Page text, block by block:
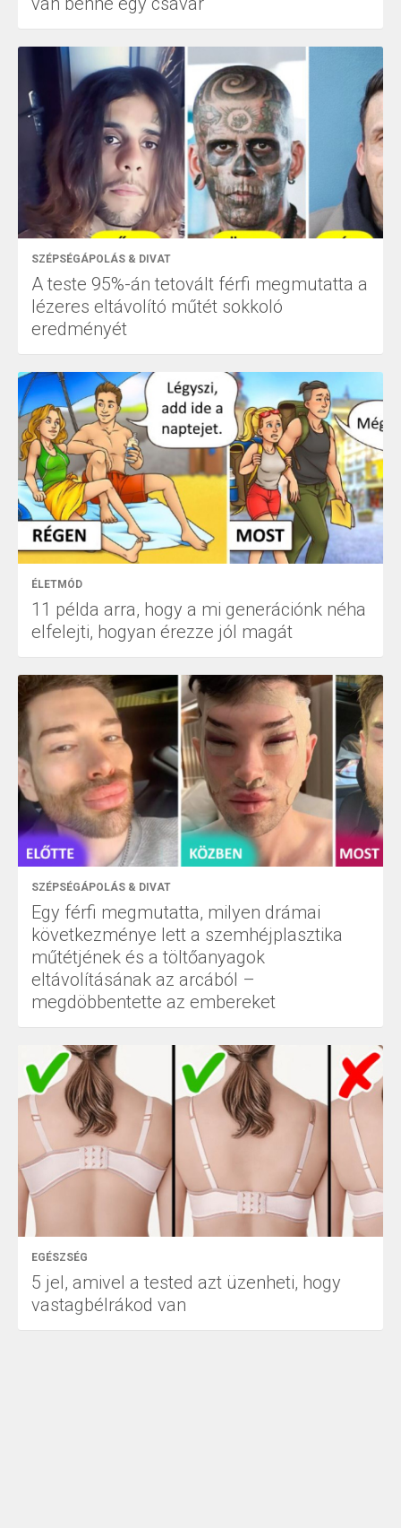
SZÉPSÉGÁPOLÁS & DIVAT
A teste 95%-án tetovált férfi megmutatta a
lézeres eltávolító műtét sokkoló
eredményét
ÉLETMÓD
11 példa arra, hogy a mi generációnk néha
elfelejti, hogyan érezze jól magát
SZÉPSÉGÁPOLÁS & DIVAT
Egy férfi megmutatta, milyen drámai
következménye lett a szemhéjplasztika
műtétjének és a töltőanyagok
eltávolításának az arcából –
megdöbbentette az embereket
EGÉSZSÉG
5 jel, amivel a tested azt üzenheti, hogy
vastagbélrákod van